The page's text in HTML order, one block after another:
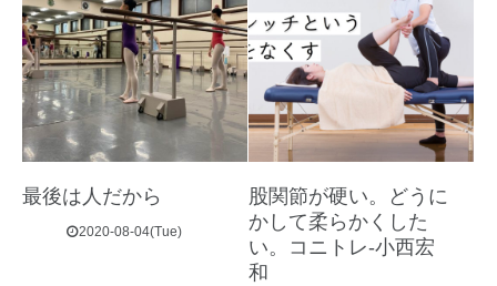
最後は人だから
2020-08-04(Tue)
股関節が硬い。どうに
かして柔らかくした
い。コニトレ-小西宏
和